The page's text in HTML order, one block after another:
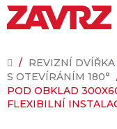
Přejít
na
DOMŮ
/ REVIZNÍ DVÍŘKA
S OTEVÍRÁNÍM 180°
POD OBKLAD
FLEXIBILNÍ